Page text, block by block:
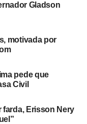
Gladson
motivada por
pede que
Civil
farda, Erisson Nery